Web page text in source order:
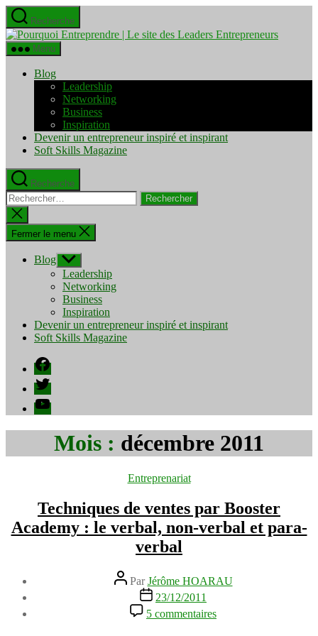
Aller
au
contenu
Recherche
Pourquoi
Menu
Blog
Leadership
Networking
Business
Inspiration
Devenir un entrepreneur inspiré et inspirant
Soft Skills Magazine
Recherche
Rechercher :
Fermer
la
recherche
Fermer le menu
Blog Afficher
le
sous-
menu
Leadership
Networking
Business
Inspiration
Devenir un entrepreneur inspiré et inspirant
Soft Skills Magazine
Facebook
Twitter
YouTube
Mois : décembre 2011
Catégories
Entreprenariat
Techniques de ventes par Booster
Academy : le verbal, non-verbal et para-
verbal
Auteur
de
l’article
ParJérôme HOARAU
Date
de
l’article
23/12/2011
5 commentaires
Techniques